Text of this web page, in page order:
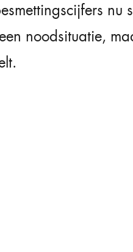
nu
noodsituatie,